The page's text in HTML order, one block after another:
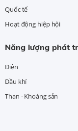
Quốc tế
Hoạt động hiệp hội
Năng lượng phát
Điện
Dầu khí
Than - Khoáng sản